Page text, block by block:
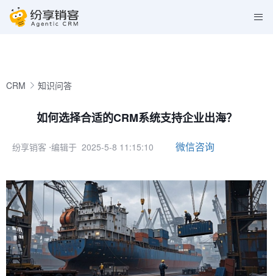
CRM 知识问答
如何选择合适的CRM系统支持企业出海？
纷享销客 ⋅编辑于 2025-5-8 11:15:10 微信咨询